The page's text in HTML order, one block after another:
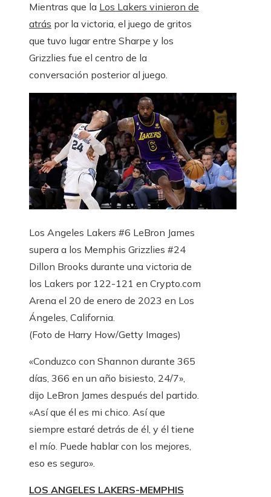
Mientras que la Los Lakers vinieron de
atrás por la victoria, el juego de gritos
que tuvo lugar entre Sharpe y los
Grizzlies fue el centro de la
conversación posterior al juego.
Los Angeles Lakers #6 LeBron James
supera a los Memphis Grizzlies #24
Dillon Brooks durante una victoria de
los Lakers por 122-121 en Crypto.com
Arena el 20 de enero de 2023 en Los
Ángeles, California.
(Foto de Harry How/Getty Images)
«Conduzco con Shannon durante 365
días, 366 en un año bisiesto, 24/7»,
dijo LeBron James después del partido.
«Así que él es mi chico. Así que
siempre estaré detrás de él, y él tiene
el mío. Puede hablar con los mejores,
eso es seguro».
LOS ANGELES LAKERS-MEMPHIS